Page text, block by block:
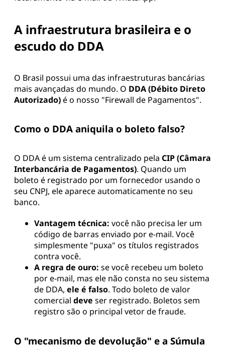
A infraestrutura brasileira e o
escudo do DDA
O Brasil possui uma das infraestruturas bancárias
mais avançadas do mundo. O DDA (Débito Direto
Autorizado)é o nosso "Firewall de Pagamentos".
Como o DDA aniquila o boleto falso?
O DDA é um sistema centralizado pela CIP (Câmara
Interbancária de Pagamentos). Quando um
boleto é registrado por um fornecedor usando o
seu CNPJ, ele aparece automaticamente no seu
banco.
Vantagem técnica: você não precisa ler um
código de barras enviado por e-mail. Você
simplesmente "puxa" os títulos registrados
contra você.
A regra de ouro: se você recebeu um boleto
por e-mail, mas ele não consta no seu sistema
de DDA, ele é falso. Todo boleto de valor
comercial deve ser registrado. Boletos sem
registro são o principal vetor de fraude.
O "mecanismo de devolução" e a Súmula